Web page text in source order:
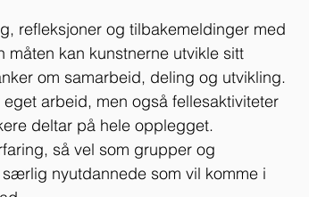
refleksjoner og tilbakemeldinger med
kan kunstnerne utvikle sitt
om samarbeid, deling og utvikling.
arbeid, men også fellesaktiviteter
deltar på hele opplegget.
så vel som grupper og
nyutdannede som vil komme i